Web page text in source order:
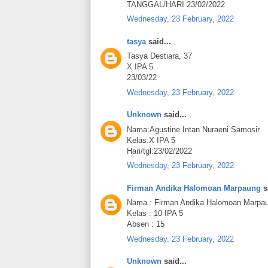
TANGGAL/HARI 23/02/2022
Wednesday, 23 February, 2022
tasya said...
Tasya Destiara, 37
X IPA 5
23/03/22
Wednesday, 23 February, 2022
Unknown said...
Nama:Agustine Intan Nuraeni Samosir
Kelas:X IPA 5
Hari/tgl:23/02/2022
Wednesday, 23 February, 2022
Firman Andika Halomoan Marpaung
Nama : Firman Andika Halomoan
Kelas : 10 IPA 5
Absen : 15
Wednesday, 23 February, 2022
Unknown said...